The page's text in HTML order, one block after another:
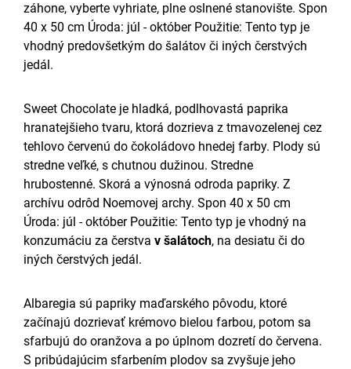
záhone, vyberte vyhriate, plne oslnené stanovište. Spon
40 x 50 cm Úroda: júl - október Použitie: Tento typ je
vhodný predovšetkým do šalátov či iných čerstvých
jedál.
Sweet Chocolate je hladká, podlhovastá paprika
hranatejšieho tvaru, ktorá dozrieva z tmavozelenej cez
tehlovo červenú do čokoládovo hnedej farby. Plody sú
stredne veľké, s chutnou dužinou. Stredne
hrubostenné. Skorá a výnosná odroda papriky. Z
archívu odrôd Noemovej archy. Spon 40 x 50 cm
Úroda: júl - október Použitie: Tento typ je vhodný na
konzumáciu za čerstva v šalátoch, na desiatu či do
iných čerstvých jedál.
Albaregia sú papriky maďarského pôvodu, ktoré
začínajú dozrievať krémovo bielou farbou, potom sa
sfarbujú do oranžova a po úplnom dozretí do červena.
S pribúdajúcim sfarbením plodov sa zvyšuje jeho